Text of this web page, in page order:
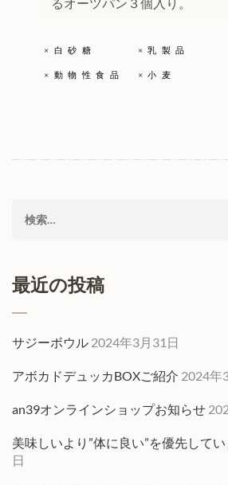
るオーツパン３個入り。
× 白砂糖 ×乳製品
× 動物性食品 ×小麦
検
最近の投稿
サジーボウル 2024年3月31日
アボカドデュッカBOXご紹介 2024年
an39オンラインショップお知らせ
美味しいより”体に良い”を優先してい
日